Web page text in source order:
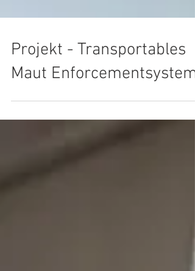
Projekt - Transportables
Maut Enforcementsystem